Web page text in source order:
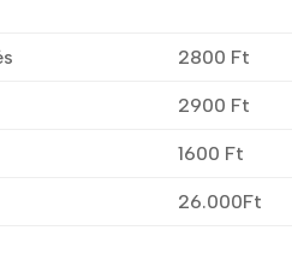
2800 Ft
2900 Ft
1600 Ft
26.000Ft